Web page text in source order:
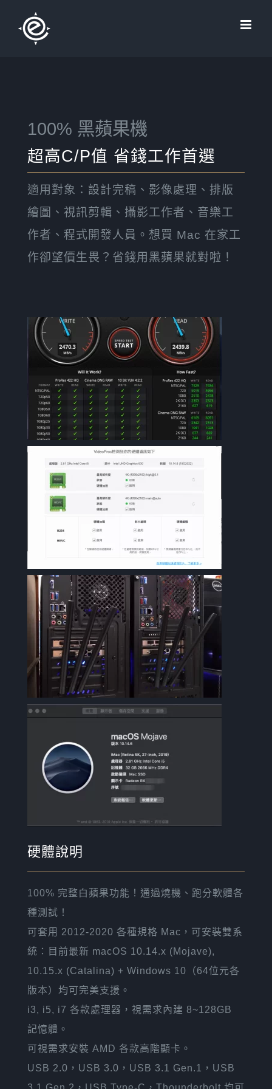
100% 黑蘋果機
超高C/P值 省錢工作首選
適用對象：設計完稿、影像處理、排版
繪圖、視訊剪輯、攝影工作者、音樂工
作者、程式開發人員。想買 Mac 在家工
作卻望價生畏？省錢用黑蘋果就對啦！
硬體說明
100% 完整白蘋果功能！通過燒機、跑分軟體各
種測試！
可套用 2012-2020 各種規格 Mac，可安裝雙系
統：目前最新 macOS 10.14.x (Mojave),
10.15.x (Catalina) + Windows 10（64位元各
版本）均可完美支援。
i3, i5, i7 各款處理器，視需求內建 8~128GB
記憶體。
可視需求安裝 AMD 各款高階顯卡。
USB 2.0，USB 3.0，USB 3.1 Gen.1，USB